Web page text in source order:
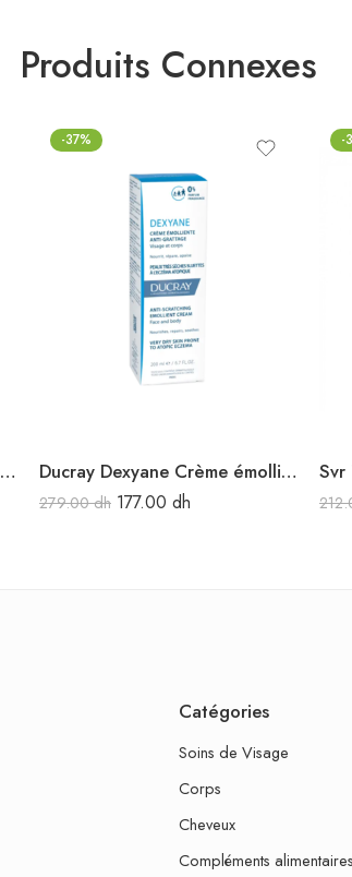
Produits Connexes
Avène Xeracalm Nutrition Lait 200 ml
-37%
Ducray Dexyane Crème émolliente anti-grattage 200 ml
279.00dh 177.00 dh
-
Svr
Catégories
Soins de Visage
Corps
Cheveux
Compléments alimentaires